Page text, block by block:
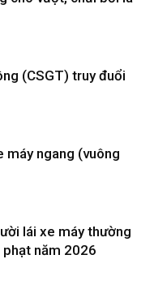
(CSGT) truy đuổi
máy ngang (vuông
lái xe máy thường
năm 2026